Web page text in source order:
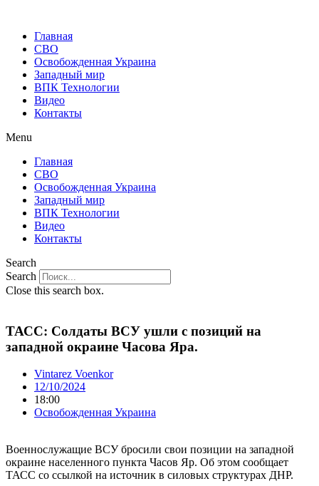
Главная
СВО
Освобожденная Украина
Западный мир
ВПК Технологии
Видео
Контакты
Menu
Главная
СВО
Освобожденная Украина
Западный мир
ВПК Технологии
Видео
Контакты
Search
Search
Close this search box.
ТАСС: Солдаты ВСУ ушли с позиций на
западной окраине Часова Яра.
Vintarez Voenkor
12/10/2024
18:00
Освобожденная Украина
Военнослужащие ВСУ бросили свои позиции на западной
окраине населенного пункта Часов Яр. Об этом сообщает
ТАСС со ссылкой на источник в силовых структурах ДНР.